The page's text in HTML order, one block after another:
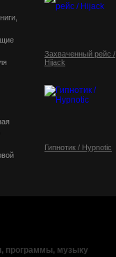
Захваченный рейс /
Hijack
Гипнотик / Hypnotic
программы, музыку